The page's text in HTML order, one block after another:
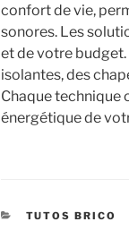
confort de vie,
sonores. Les
et de votre
isolantes, des
Chaque technique
énergétique de
CATEGORIES
TUTOS BRICO